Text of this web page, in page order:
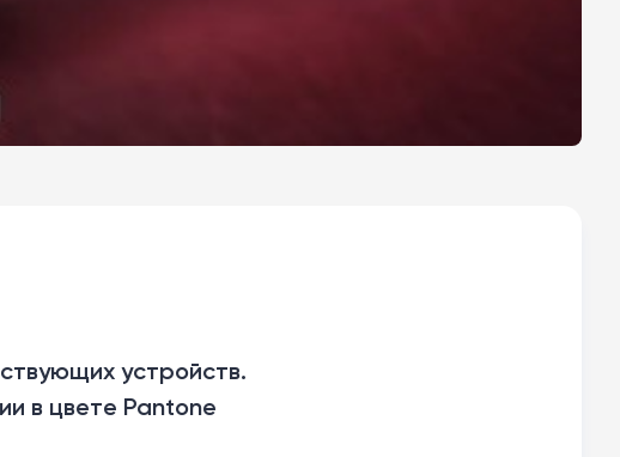
устройств.
в цвете Pantone